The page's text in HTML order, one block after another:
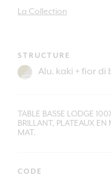
La Collection
STRUCTURE
TABLE BASSE LODGE
BRILLANT, PLATEAUX
MAT.
CODE